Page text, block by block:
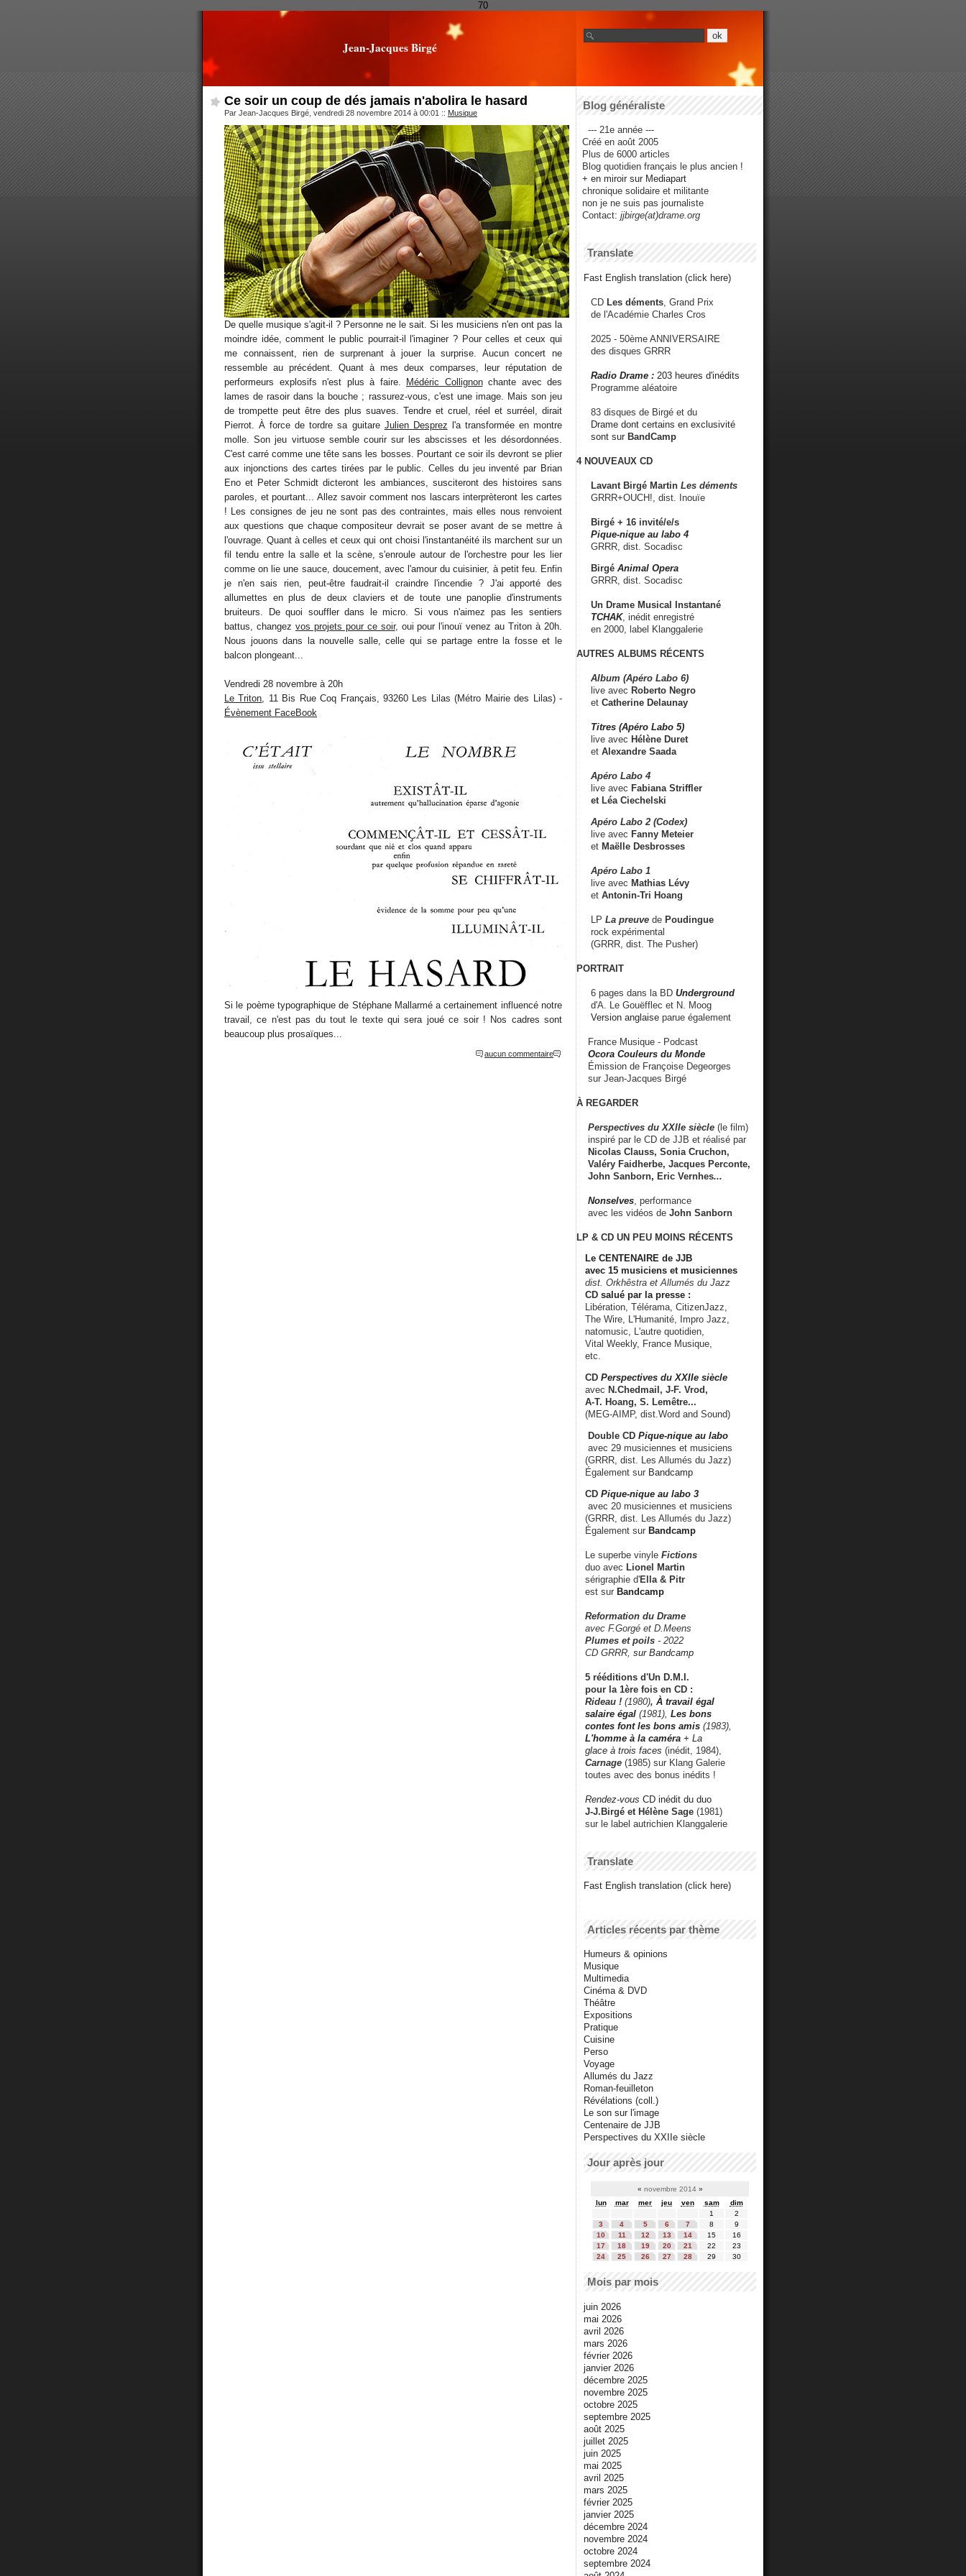
70
Jean-Jacques Birgé
Ce soir un coup de dés jamais n'abolira le hasard
Par Jean-Jacques Birgé, vendredi 28 novembre 2014 à 00:01 :: Musique
De quelle musique s'agit-il ? Personne ne le sait. Si les musiciens n'en ont pas la
moindre idée, comment le public pourrait-il l'imaginer ? Pour celles et ceux qui
me connaissent, rien de surprenant à jouer la surprise. Aucun concert ne
ressemble au précédent. Quant à mes deux comparses, leur réputation de
performeurs explosifs n'est plus à faire.
Médéric Collignonchante avec des
lames de rasoir dans la bouche ; rassurez-vous, c'est une image. Mais son jeu
de trompette peut être des plus suaves. Tendre et cruel, réel et surréel, dirait
Pierrot. À force de tordre sa guitare Julien Desprez l'a transformée en montre
molle. Son jeu virtuose semble courir sur les abscisses et les désordonnées.
C'est carré comme une tête sans les bosses. Pourtant ce soir ils devront se plier
aux injonctions des cartes tirées par le public. Celles du jeu inventé par Brian
Eno et Peter Schmidt dicteront les ambiances, susciteront des histoires sans
paroles, et pourtant... Allez savoir comment nos lascars interprèteront les cartes
! Les consignes de jeu ne sont pas des contraintes, mais elles nous renvoient
aux questions que chaque compositeur devrait se poser avant de se mettre à
l'ouvrage. Quant à celles et ceux qui ont choisi l'instantanéité ils marchent sur un
fil tendu entre la salle et la scène, s'enroule autour de l'orchestre pour les lier
comme on lie une sauce, doucement, avec l'amour du cuisinier, à petit feu. Enfin
je n'en sais rien, peut-être faudrait-il craindre l'incendie ? J'ai apporté des
allumettes en plus de deux claviers et de toute une panoplie d'instruments
bruiteurs. De quoi souffler dans le micro. Si vous n'aimez pas les sentiers
battus, changez vos projets pour ce soir, oui pour l'inouï venez au Triton à 20h.
Nous jouons dans la nouvelle salle, celle qui se partage entre la fosse et le
balcon plongeant...
Vendredi 28 novembre à 20h
Le Triton , 11 Bis Rue Coq Français, 93260 Les Lilas (Métro Mairie des Lilas) -
Évènement FaceBook
Si le poème typographique de Stéphane Mallarmé a certainement influencé notre
travail, ce n'est pas du tout le texte qui sera joué ce soir ! Nos cadres sont
beaucoup plus prosaïques...
aucun commentaire
Blog généraliste
--- 21e année ---
Créé en août 2005
Plus de 6000 articles
Blog quotidien français le plus ancien !
+ en miroir sur Mediapart
chronique solidaire et militante
non je ne suis pas journaliste
Contact: jjbirge(at)drame.org
Translate
Fast English translation (click here)
CD Les déments , Grand Prix
de l'Académie Charles Cros
2025 - 50ème ANNIVERSAIRE
des disques GRRR
Radio Drame : 203 heures d'inédits
Programme aléatoire
83 disques de Birgé et du
Drame dont certains en exclusivité
sont sur BandCamp
4 NOUVEAUX CD
Lavant Birgé Martin Les déments
GRRR+OUCH!, dist. Inouïe
Birgé + 16 invité/e/s
Pique-nique au labo 4
GRRR, dist. Socadisc
Birgé Animal Opera
GRRR, dist. Socadisc
Un Drame Musical Instantané
TCHAK, inédit enregistré
en 2000, label Klanggalerie
AUTRES ALBUMS RÉCENTS
Album (Apéro Labo 6)
live avec Roberto Negro
et Catherine Delaunay
Titres (Apéro Labo 5)
live avec Hélène Duret
et Alexandre Saada
Apéro Labo 4
live avec Fabiana Striffler
et Léa Ciechelski
Apéro Labo 2 (Codex)
live avec Fanny Meteier
et Maëlle Desbrosses
Apéro Labo 1
live avec Mathias Lévy
et Antonin-Tri Hoang
LP La preuve de Poudingue
rock expérimental
(GRRR, dist. The Pusher)
PORTRAIT
6 pages dans la BD Underground
d'A. Le Gouëfflec et N. Moog
Version anglaise parue également
France Musique - Podcast
Ocora Couleurs du Monde
Émission de Françoise Degeorges
sur Jean-Jacques Birgé
À REGARDER
Perspectives du XXIIe siècle (le film)
inspiré par le CD de JJB et réalisé par
Nicolas Clauss, Sonia Cruchon,
Valéry Faidherbe, Jacques Perconte,
John Sanborn, Eric Vernhes...
Nonselves , performance
avec les vidéos de John Sanborn
LP & CD UN PEU MOINS RÉCENTS
Le CENTENAIRE de JJB
avec 15 musiciens et musiciennes
dist. Orkhêstra et Allumés du Jazz
CD salué par la presse :
Libération, Télérama, CitizenJazz,
The Wire, L'Humanité, Impro Jazz,
natomusic, L'autre quotidien,
Vital Weekly, France Musique,
etc.
CD Perspectives du XXIIe siècle
avec N.Chedmail, J-F. Vrod,
A-T. Hoang, S. Lemêtre...
(MEG-AIMP, dist.Word and Sound)
Double CD Pique-nique au labo
avec 29 musiciennes et musiciens
(GRRR, dist. Les Allumés du Jazz)
Également sur Bandcamp
CD Pique-nique au labo 3
avec 20 musiciennes et musiciens
(GRRR, dist. Les Allumés du Jazz)
Également sur Bandcamp
Le superbe vinyle Fictions
duo avec Lionel Martin
sérigraphie d'Ella & Pitr
est sur Bandcamp
Reformation du Drame
avec F.Gorgé et D.Meens
Plumes et poils - 2022
CD GRRR, sur Bandcamp
5 rééditions d'Un D.M.I.
pour la 1ère fois en CD :
Rideau ! (1980), À travail égal
salaire égal (1981), Les bons
contes font les bons amis (1983),
L'homme à la caméra + La
glace à trois faces (inédit, 1984),
Carnage (1985) sur Klang Galerie
toutes avec des bonus inédits !
Rendez-vous CD inédit du duo
J-J.Birgé et Hélène Sage (1981)
sur le label autrichien Klanggalerie
Translate
Fast English translation (click here)
Articles récents par thème
Humeurs & opinions
Musique
Multimedia
Cinéma & DVD
Théâtre
Expositions
Pratique
Cuisine
Perso
Voyage
Allumés du Jazz
Roman-feuilleton
Révélations (coll.)
Le son sur l'image
Centenaire de JJB
Perspectives du XXIIe siècle
Jour après jour
« novembre 2014 »
lun
mar mer jeu ven sam
dim
1
2
3
4 5 6 7 8
9
10
11 12 13 14 15
16
17
18 19 20 21 22
23
24
25 26 27 28 29 30
Mois par mois
juin 2026
mai 2026
avril 2026
mars 2026
février 2026
janvier 2026
décembre 2025
novembre 2025
octobre 2025
septembre 2025
août 2025
juillet 2025
juin 2025
mai 2025
avril 2025
mars 2025
février 2025
janvier 2025
décembre 2024
novembre 2024
octobre 2024
septembre 2024